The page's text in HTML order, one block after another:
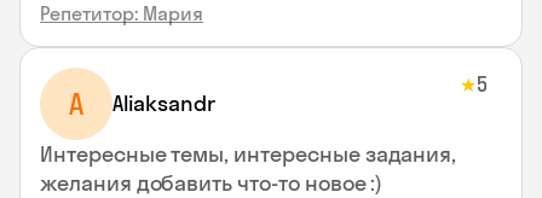
Репетитор: Мария
A Aliaksandr
★5
Интересные темы, интересные задания,
желания добавить что-то новое :)